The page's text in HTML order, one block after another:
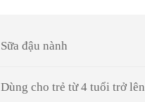
Sữa đậu nành
Dùng cho trẻ từ 4 tuổi trở lên